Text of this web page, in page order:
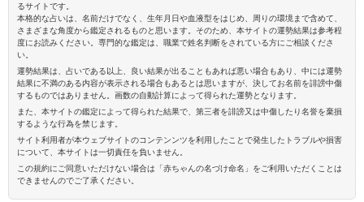
るサイトです。
本格的な占いは、名前だけでなく、生年月日や血液型をはじめ、周りの環境まで含めて、
さまざまな角度から鑑定されるものと思います。そのため、本サイトの運勢結果は参考程
度にお読みください。専門的な鑑定は、職業で姓名判断をされている方にご相談くださ
い。
運勢結果は、占いである以上、良い結果が出ることもあれば悪い場合もあり、中には運勢
結果に不満のある内容が表示される場合もあるとは思いますが、決してお名前を誹謗中傷
するものではありません。画数の自動計算によって得られた運勢となります。
また、本サイトの鑑定によって得られた結果で、第三者を誹謗又は中傷したり名誉を棄損
するような行為を禁じます。
サイト利用者が本ウェブサイトのコンテンンツを利用したことで発生したトラブルや損害
について、本サイトは一切責任を負いません。
この規約にご同意いただけない場合は「赤ちゃんの名づけ命名」をご利用いただくことは
できませんのでご了承ください。